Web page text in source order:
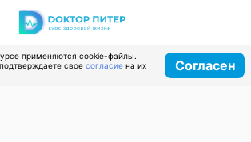
применяются cookie-файлы.
свое согласие на их
Согласен